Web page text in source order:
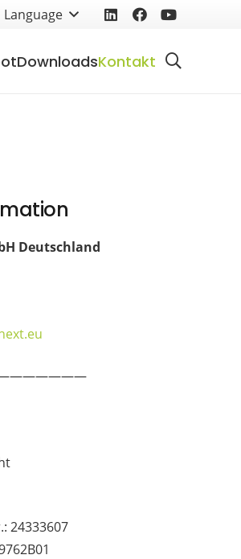
Language
DownloadsKontakt
Deutschland
24333607